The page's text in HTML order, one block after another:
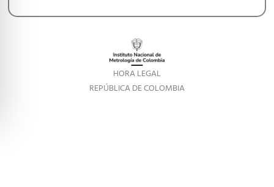
HORA LEGAL
REPÚBLICA DE COLOMBIA